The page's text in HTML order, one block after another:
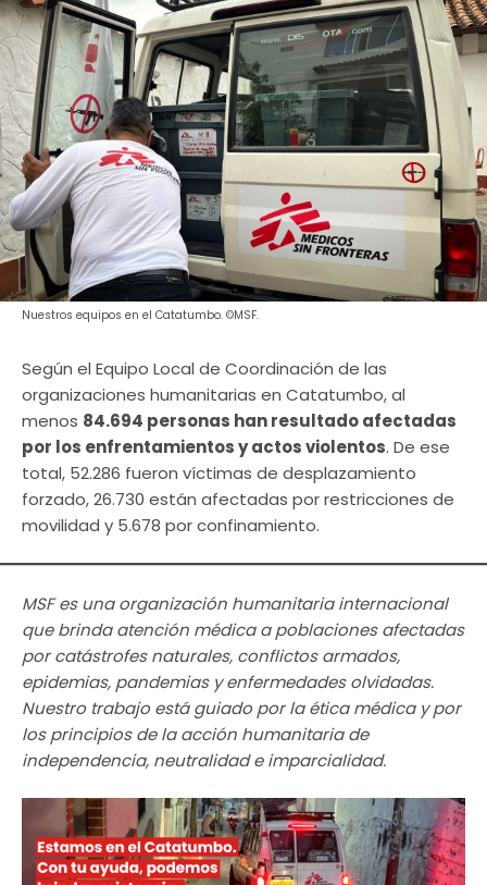
Nuestros equipos en el Catatumbo. ©MSF.
Según el Equipo Local de Coordinación de las
organizaciones humanitarias en Catatumbo, al
menos 84.694 personas han resultado afectadas
por los enfrentamientos y actos violentos. De ese
total, 52.286 fueron víctimas de desplazamiento
forzado, 26.730 están afectadas por restricciones de
movilidad y 5.678 por confinamiento.
MSF es una organización humanitaria internacional
que brinda atención médica a poblaciones afectadas
por catástrofes naturales, conflictos armados,
epidemias, pandemias y enfermedades olvidadas.
Nuestro trabajo está guiado por la ética médica y por
los principios de la acción humanitaria de
independencia, neutralidad e imparcialidad.